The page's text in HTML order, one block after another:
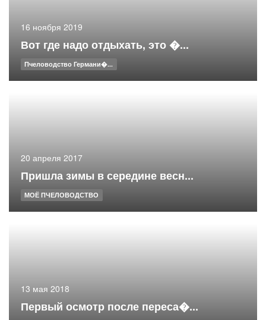
16 ноября 2019
Вот где надо отдыхать, это �...
Пчеловодство Германи�...
20 апреля 2017
Пришла зимы в середине весн...
МОЁ ПЧЕЛОВОДСТВО
13 мая 2018
Первый осмотр после переса�...